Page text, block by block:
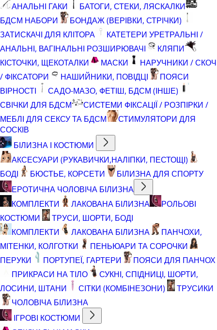
АНАЛЬНІ ГАКИ
БАТОГИ, СТЕКИ, ЛЯСКАЛКИ
БДСМ НАБОРИ
БОНДАЖ (ВЕРІВКИ, СТРІЧКИ)
ЗАТИСКАЧІ ДЛЯ КЛІТОРА
КАТЕТЕРИ УРЕТРАЛЬНІ /
АНАЛЬНІ, ВАГІНАЛЬНІ РОЗШИРЮВАЧІ
КЛЯПИ
КІСТОЧКИ, ЩЕКОТАЛКИ
МАСКИ
НАРУЧНИКИ / СКОЧ
/ ФІКСАТОРИ
НАШИЙНИКИ, ПОВІДЦІ
ПОЯСИ
ВІРНОСТІ
САДО-МАЗО, ФЕТІШ, БДСМ (ІНШЕ)
СВІЧКИ ДЛЯ БДСМ
СИСТЕМИ ФІКСАЦІЇ / РОЗПІРКИ /
МЕБЛІ ДЛЯ СЕКСУ ТА БДСМ
СТИМУЛЯТОРИ ДЛЯ
СОСКІВ
БІЛИЗНА І КОСТЮМИ
АКСЕСУАРИ (РУКАВИЧКИ,НАЛІПКИ, ПЕСТОЩІ)
БОДІ
БЮСТЬЕ, КОРСЕТИ
БІЛИЗНА ДЛЯ СПОРТУ
ЕРОТИЧНА ЧОЛОВІЧА БІЛИЗНА
КОМПЛЕКТИ
ЛАКОВАНА БІЛИЗНА
РОЛЬОВІ
КОСТЮМИ
ТРУСИ, ШОРТИ, БОДІ
КОМПЛЕКТИ
ЛАКОВАНА БІЛИЗНА
ПАНЧОХИ,
МІТЕНКИ, КОЛГОТКИ
ПЕНЬЮАРИ ТА СОРОЧКИ
ПЕРУКИ
ПОРТУПЕЇ, ГАРТЕРИ
ПОЯСИ ДЛЯ ПАНЧОХ
ПРИКРАСИ НА ТІЛО
СУКНІ, СПІДНИЦІ, ШОРТИ,
ЛОСИНИ, ШТАНИ
СІТКИ (КОМБІНЕЗОНИ)
ТРУСИКИ
ЧОЛОВІЧА БІЛИЗНА
ІГРОВІ КОСТЮМИ